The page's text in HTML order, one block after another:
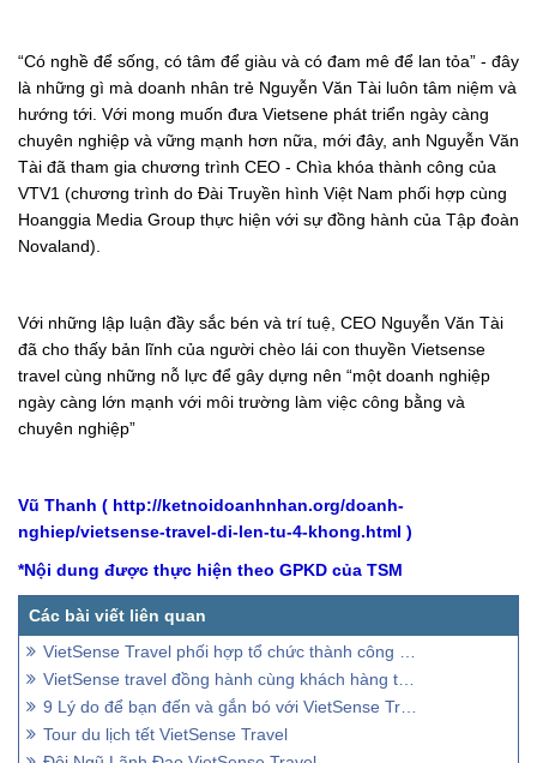
“Có nghề để sống, có tâm để giàu và có đam mê để lan tỏa” - đây
là những gì mà doanh nhân trẻ Nguyễn Văn Tài luôn tâm niệm và
hướng tới. Với mong muốn đưa Vietsene phát triển ngày càng
chuyên nghiệp và vững mạnh hơn nữa, mới đây, anh Nguyễn Văn
Tài đã tham gia chương trình CEO - Chìa khóa thành công của
VTV1 (chương trình do Đài Truyền hình Việt Nam phối hợp cùng
Hoanggia Media Group thực hiện với sự đồng hành của Tập đoàn
Novaland).
Với những lập luận đầy sắc bén và trí tuệ, CEO Nguyễn Văn Tài
đã cho thấy bản lĩnh của người chèo lái con thuyền Vietsense
travel cùng những nỗ lực để gây dựng nên “một doanh nghiệp
ngày càng lớn mạnh với môi trường làm việc công bằng và
chuyên nghiệp”
Vũ Thanh ( http://ketnoidoanhnhan.org/doanh-
nghiep/vietsense-travel-di-len-tu-4-khong.html )
*Nội dung được thực hiện theo GPKD của TSM
VietSense Travel phối hợp tổ chức thành công Hội nghị của Bộ Y tế về Đẩy mạnh triển khai bệnh án điện tử, hướng tới bệnh viện không sử dụng bệnh án giấy và không sử dụng tiền mặt thanh to
VietSense travel đồng hành cùng khách hàng tại Travel Fest 2019
9 Lý do để bạn đến và gắn bó với VietSense Travel
Tour du lịch tết VietSense Travel